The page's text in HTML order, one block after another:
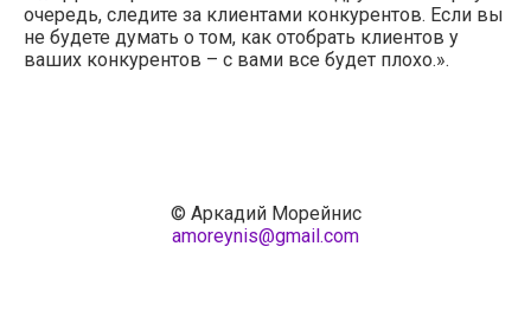
очередь, следите за клиентами конкурентов. Если вы
не будете думать о том, как отобрать клиентов у
ваших конкурентов – с вами все будет плохо.».
© Аркадий Морейнис
amoreynis@gmail.com